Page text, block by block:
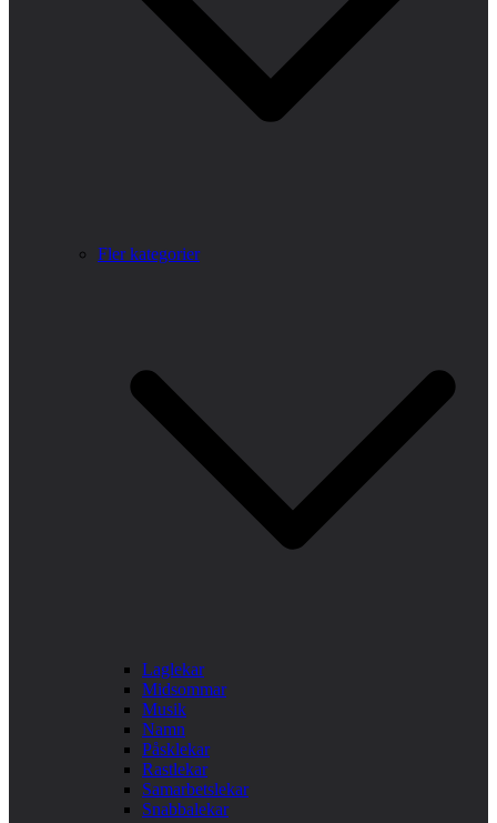
Fler kategorier
Laglekar
Midsommar
Musik
Namn
Påsklekar
Rastlekar
Samarbetslekar
Snabbalekar